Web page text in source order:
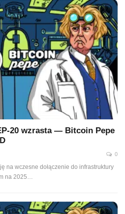
20 wzrasta — Bitcoin Pepe
0
na wczesne dołączenie do infrastruktury
na 2025…